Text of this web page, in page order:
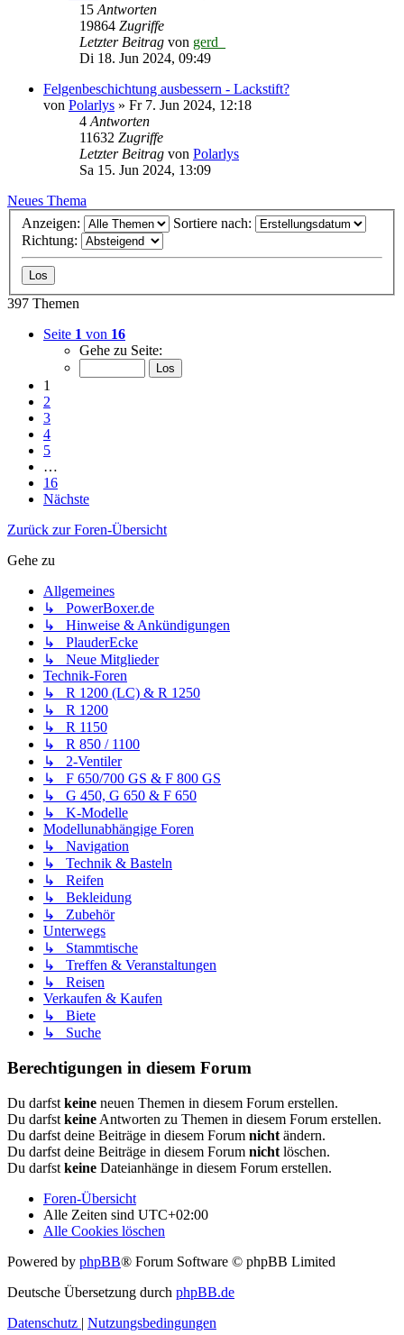
15 Antworten
19864 Zugriffe
Letzter Beitrag von gerd_
Di 18. Jun 2024, 09:49
Felgenbeschichtung ausbessern - Lackstift?
von Polarlys » Fr 7. Jun 2024, 12:18
4 Antworten
11632 Zugriffe
Letzter Beitrag von Polarlys
Sa 15. Jun 2024, 13:09
Neues Thema
Anzeigen:
Sortiere nach:
Richtung:
397 Themen
Seite 1 von 16
Gehe zu Seite:
1
2
3
4
5
…
16
Nächste
Zurück zur Foren-Übersicht
Gehe zu
Allgemeines
↳ PowerBoxer.de
↳ Hinweise & Ankündigungen
↳ PlauderEcke
↳ Neue Mitglieder
Technik-Foren
↳ R 1200 (LC) & R 1250
↳ R 1200
↳ R 1150
↳ R 850 / 1100
↳ 2-Ventiler
↳ F 650/700 GS & F 800 GS
↳ G 450, G 650 & F 650
↳ K-Modelle
Modellunabhängige Foren
↳ Navigation
↳ Technik & Basteln
↳ Reifen
↳ Bekleidung
↳ Zubehör
Unterwegs
↳ Stammtische
↳ Treffen & Veranstaltungen
↳ Reisen
Verkaufen & Kaufen
↳ Biete
↳ Suche
Berechtigungen in diesem Forum
Du darfst keine neuen Themen in diesem Forum erstellen.
Du darfst keine Antworten zu Themen in diesem Forum erstellen.
Du darfst deine Beiträge in diesem Forum nicht ändern.
Du darfst deine Beiträge in diesem Forum nicht löschen.
Du darfst keine Dateianhänge in diesem Forum erstellen.
Foren-Übersicht
Alle Zeiten sind UTC+02:00
Alle Cookies löschen
Powered by phpBB® Forum Software © phpBB Limited
Deutsche Übersetzung durch phpBB.de
Datenschutz | Nutzungsbedingungen